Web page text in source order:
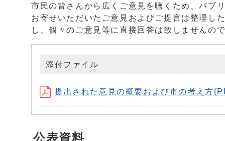
市民の皆さんから広くご意見を聴くため、パブ
お寄せいただいたご意見およびご提言は整理し
し、個々のご意見等に直接回答は致しませんの
添付ファイル
提出された意見の概要および市の考え方
公表資料